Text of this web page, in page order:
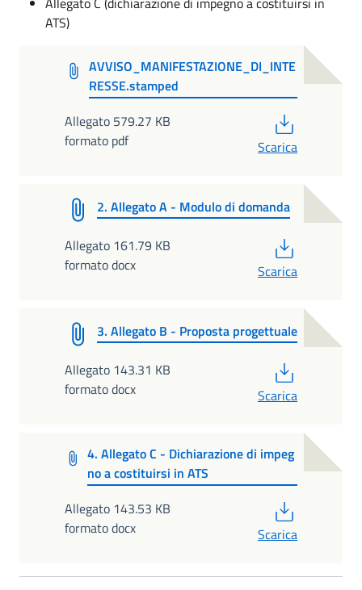
ATS)
AVVISO_MANIFESTAZIONE_DI_INTE
RESSE.stamped
Allegato 579.27 KB
formato pdf
Scarica
2. Allegato A - Modulo di domanda
Allegato 161.79 KB
formato docx
Scarica
3. Allegato B - Proposta progettuale
Allegato 143.31 KB
formato docx
Scarica
4. Allegato C - Dichiarazione di impeg
no a costituirsi in ATS
Allegato 143.53 KB
formato docx
Scarica